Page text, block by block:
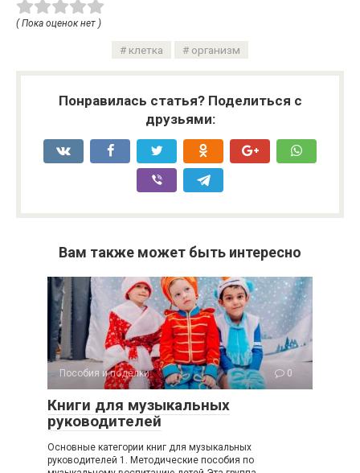
( Пока оценок нет )
клетка организм
Понравилась статья? Поделиться с
друзьями:
Вам также может быть интересно
Пособия и поделки 0
Книги для музыкальных
руководителей
Основные категории книг для музыкальных
руководителей 1. Методические пособия по